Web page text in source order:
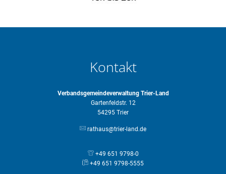
Kontakt
Verbandsgemeindeverwaltung Trier-Land
Gartenfeldstr. 12
54295 Trier
rathaus@trier-land.de
+49 651 9798-0
+49 651 9798-5555